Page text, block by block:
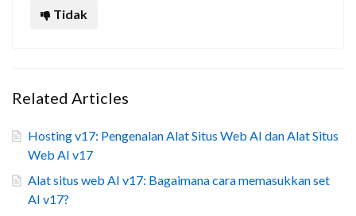
Tidak
Related Articles
Hosting v17: Pengenalan Alat Situs Web AI dan Alat Situs
Web AI v17
Alat situs web AI v17: Bagaimana cara memasukkan set
AI v17?